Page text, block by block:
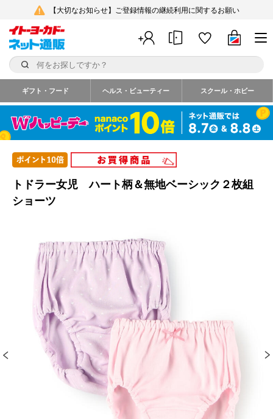
【大切なお知らせ】ご登録情報の継続利用に関するお願い
ギフト・フード ヘルス・ビューティー スクール・ホビー
トドラー女児 ハート柄＆無地ベーシック２枚組
ショーツ